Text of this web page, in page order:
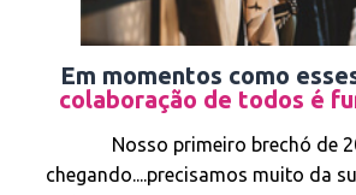
Em momentos como
colaboração de todos é
Nosso primeiro brechó de
chegando....precisamos muito da